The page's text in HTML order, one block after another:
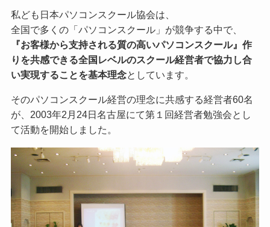
私ども日本パソコンスクール協会は、
全国で多くの「パソコンスクール」が競争する中で、
『お客様から支持される質の高いパソコンスクール』作
りを共感できる全国レベルのスクール経営者で協力し合
い実現することを基本理念としています。
そのパソコンスクール経営の理念に共感する経営者60名
が、2003年2月24日名古屋にて第１回経営者勉強会とし
て活動を開始しました。